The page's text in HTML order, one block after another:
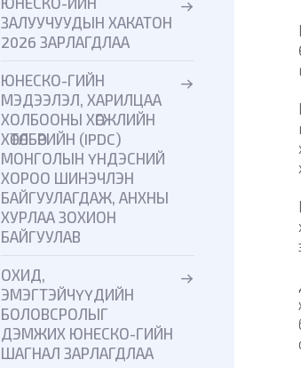
ЗАЛУУЧУУДЫН ХАКАТОН
2026 ЗАРЛАГДЛАА
ЮНЕСКО-ГИЙН
МЭДЭЭЛЭЛ, ХАРИЛЦАА
ХОЛБООНЫ ХӨГЖЛИЙН
ХӨТӨЛБӨРИЙН (IPDC)
МОНГОЛЫН ҮНДЭСНИЙ
ХОРОО ШИНЭЧЛЭН
БАЙГУУЛАГДАЖ, АНХНЫ
ХУРЛАА ЗОХИОН
БАЙГУУЛАВ
ОХИД,
ЭМЭГТЭЙЧҮҮДИЙН
БОЛОВСРОЛЫГ
ДЭМЖИХ ЮНЕСКО-ГИЙН
ШАГНАЛ ЗАРЛАГДЛАА